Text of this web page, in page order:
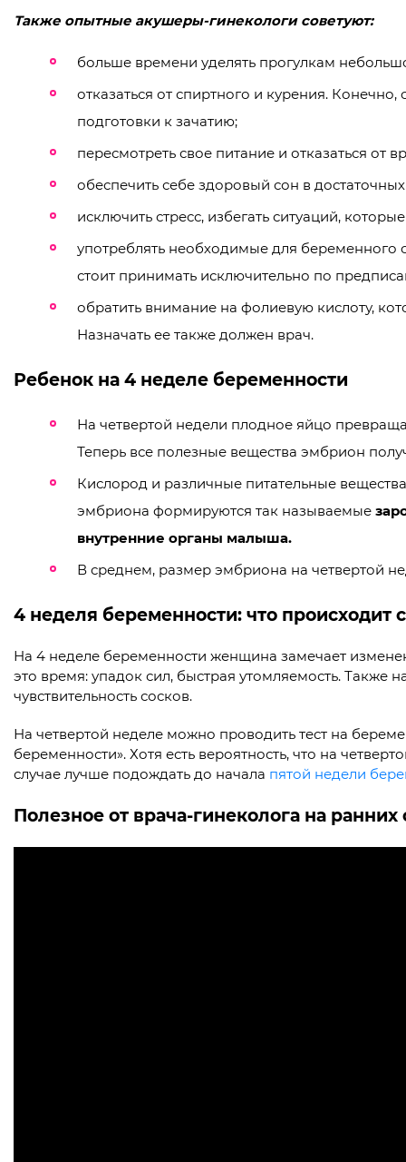
Также опытные акушеры-гинекологи советуют:
больше времени уделять прогулкам
отказаться от спиртного и курения.
подготовки к зачатию;
пересмотреть свое питание и отказаться от
обеспечить себе здоровый сон в достаточных
исключить стресс, избегать ситуаций,
употреблять необходимые для
стоит принимать исключительно по
обратить внимание на фолиевую кислоту,
Назначать ее также должен врач.
Ребенок на 4 неделе беременности
На четвертой недели плодное яйцо
Теперь все полезные вещества эмбрион
Кислород и различные питательные
эмбриона формируются так называемые
внутренние органы малыша.
В среднем, размер эмбриона на четвертой
4 неделя беременности: что происходит
На 4 неделе беременности женщина замечает
это время: упадок сил, быстрая утомляемость.
чувствительность сосков.
На четвертой неделе можно проводить тест на
беременности». Хотя есть вероятность, что на
случае лучше подождать до начала пятой недели
Полезное от врача-гинеколога на